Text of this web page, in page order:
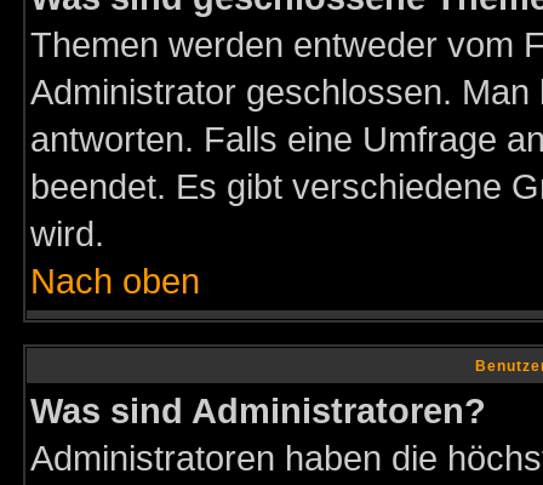
Themen werden entweder vom
Administrator geschlossen.
antworten. Falls eine Umfrage
beendet. Es gibt verschiedene
wird.
Nach oben
Was sind Administratoren?
Administratoren haben die